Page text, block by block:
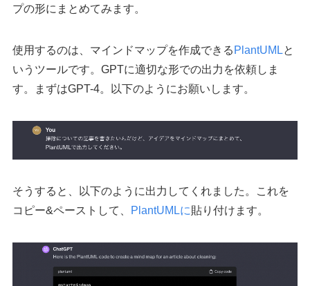
プの形にまとめてみます。
使用するのは、マインドマップを作成できる PlantUMLと
いうツールです。GPTに適切な形での出力を依頼しま
す。まずはGPT-4。以下のようにお願いします。
そうすると、以下のように出力してくれました。これを
コピー&ペーストして、
PlantUMLに貼り付けます。